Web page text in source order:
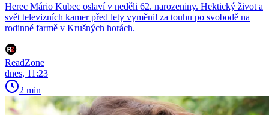
Herec Mário Kubec oslaví v neděli 62. narozeniny. Hektický život a
svět televizních kamer před lety vyměnil za touhu po svobodě na
rodinné farmě v Krušných horách.
ReadZone
dnes, 11:23
2 min